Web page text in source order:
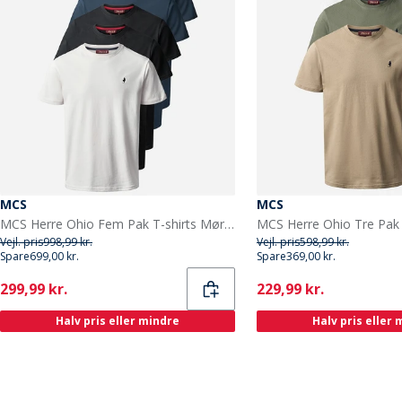
MCS
MCS Herre Ohio Fem Pak T-shirts Mørk Safir/Mørk Safir/Skoæske/Skoæske/Hvid Darksap/Darksap/Taps/Taps/Whi
Vejl. pris998,99 kr.
Spare699,00 kr.
Current
299,99 kr.
Halv pris eller mindre
MCS
Vejl. pris598,99 kr.
Spare369,00 kr.
Current
229,99 kr.
Halv pris eller